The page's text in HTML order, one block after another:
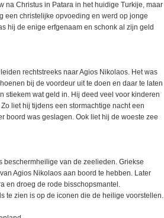
na Christus in Patara in het huidige Turkije, maar
een christelijke opvoeding en werd op jonge
hij de enige erfgenaam en schonk al zijn geld
rechtstreeks naar Agios Nikolaos. Het was
bij de voordeur uit te doen en daar te laten
stiekem wat geld in. Hij deed veel voor kinderen
liet hij tijdens een stormachtige nacht een
boord was geslagen. Ook liet hij de woeste zee
beschermheilige van de zeelieden. Griekse
Agios Nikolaos aan boord te hebben. Later
en droeg de rode bisschopsmantel.
te zien is op de iconen die de heilige voorstellen.